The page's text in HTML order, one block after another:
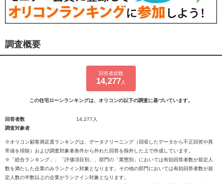
調査概要
回答者総数
14,277 人
この住宅ローンランキングは、オリコンの以下の調査に基づいています。
回答者数
14,277人
調査対象者
※オリコン顧客満足度ランキングは、データクリーニング（回収したデータから不正回答や異
常値を排除）および調査対象者条件から外れた回答を除外した上で作成しています。
※「総合ランキング」、「評価項目別」、部門の「業態別」においては有効回答者数が規定人
数を満たした企業のみランクイン対象となります。その他の部門においては有効回答者数が規
定人数の半数以上の企業がランクイン対象となります。